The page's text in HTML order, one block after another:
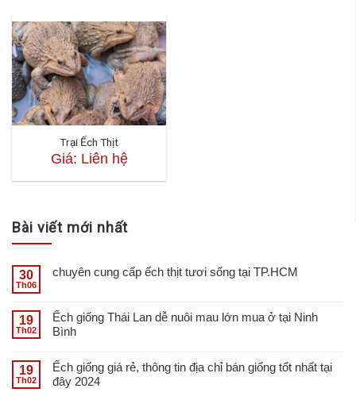
Trại Ếch Thịt
Giá: Liên hệ
Bài viết mới nhất
30
Th06
chuyên cung cấp ếch thịt tươi sống tại TP.HCM
19
Th02
Ếch giống Thái Lan dễ nuôi mau lớn mua ở tại Ninh
Bình
19
Th02
Ếch giống giá rẻ, thông tin địa chỉ bán giống tốt nhất tại
đây 2024